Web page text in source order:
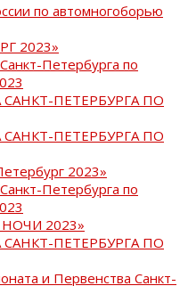
по автомногоборью
2023»
Петербурга по
САНКТ-ПЕТЕРБУРГА ПО
САНКТ-ПЕТЕРБУРГА ПО
2023»
Петербурга по
2023»
САНКТ-ПЕТЕРБУРГА ПО
и Первенства Санкт-